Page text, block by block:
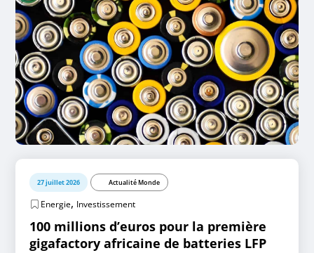
27 juillet 2026 Actualité Monde
Energie, Investissement
100 millions d’euros pour la première
gigafactory africaine de batteries LFP